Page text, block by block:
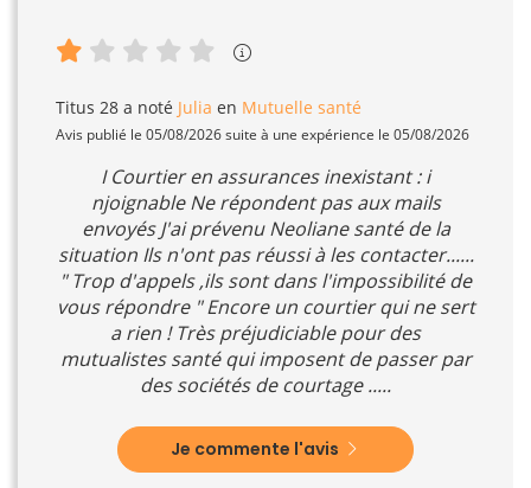
Titus 28 a noté Julia en Mutuelle santé
Avis publié le 05/08/2026 suite à une expérience le 05/08/2026
I Courtier en assurances inexistant : i
njoignable Ne répondent pas aux mails
envoyés J'ai prévenu Neoliane santé de la
situation Ils n'ont pas réussi à les contacter......
" Trop d'appels ,ils sont dans l'impossibilité de
vous répondre " Encore un courtier qui ne sert
a rien ! Très préjudiciable pour des
mutualistes santé qui imposent de passer par
des sociétés de courtage .....
Je commente l'avis